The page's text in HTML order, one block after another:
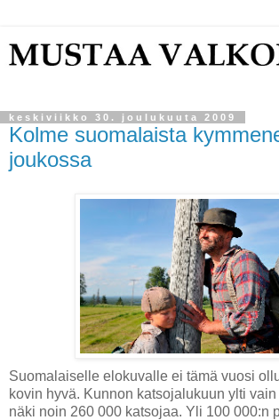
keskiviikko 30. joulukuuta 2009
Kolme suomalaista
joukossa
Suomalaiselle elokuvalle ei tämä vuosi
kovin hyvä. Kunnon katsojalukuun ylti vain
näki noin 260 000 katsojaa. Yli 100 000:n